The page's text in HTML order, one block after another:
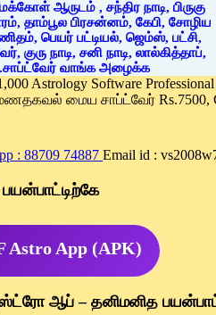
Astrology Software
மைய சாப்ட்வேர் Rs.7500,
: 88709 74887 Email id :
Astro App (APK)
ஆப் – தனிமனித